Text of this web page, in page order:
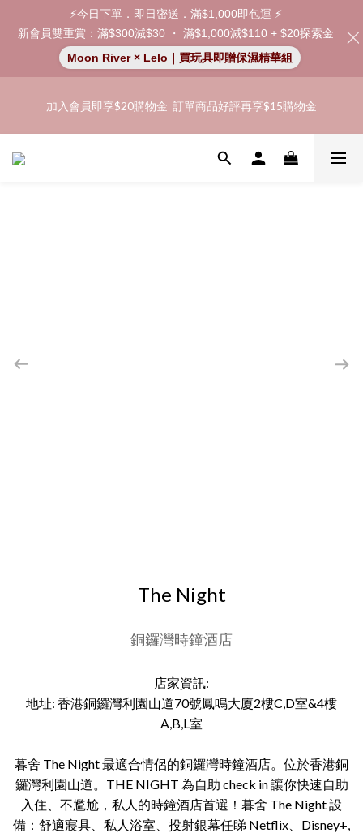
立即註冊成為會員！
「保密出貨」（無店鋪資訊、一般紙箱）、隱私保護、加密付款、
立即註冊成為會員！
加入會員即享$20購物金  訂單商品好評再享$15購物金
👑 會員特權： 全場滿 $200 免運費 | 🚪 非會員： 運費 $30 | 我們將
The Night
銅鑼灣時鐘酒店
店家資訊:
地址: 香港銅鑼灣利園山道70號鳳鳴大廈2樓C,D室&4樓
A,B,L室
暮舍 The Night 最適合情侶的銅鑼灣時鐘酒店。位於香港銅
鑼灣利園山道。THE NIGHT 為自助 check in 讓你快速自助
入住、不尷尬，私人的時鐘酒店首選！暮舍 The Night 設
備：舒適寢具、私人浴室、投射銀幕任睇 Netflix、Disney+,
⚡今日下單．即日密送．滿$1,000即包運 ⚡
新會員雙重賞：滿$300減$30 ・ 滿$1,000減$110 + $20探索金
Moon River × Lelo｜買玩具即贈保濕精華組